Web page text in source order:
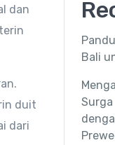
dan
duit
dari
Bali
Surga